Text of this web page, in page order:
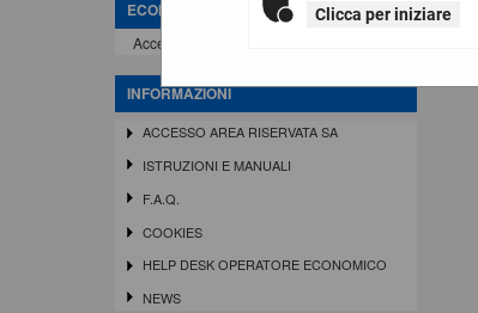
Clicca per iniziare
ECONOMICO
Accedi - Registrati
INFORMAZIONI
ACCESSO AREA RISERVATA SA
ISTRUZIONI E MANUALI
F.A.Q.
COOKIES
HELP DESK OPERATORE ECONOMICO
NEWS